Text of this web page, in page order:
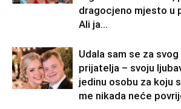
dragocjeno mjesto u
Ali ja...
Udala sam se za
prijatelja – svoju
jedinu osobu za koju
me nikada neće